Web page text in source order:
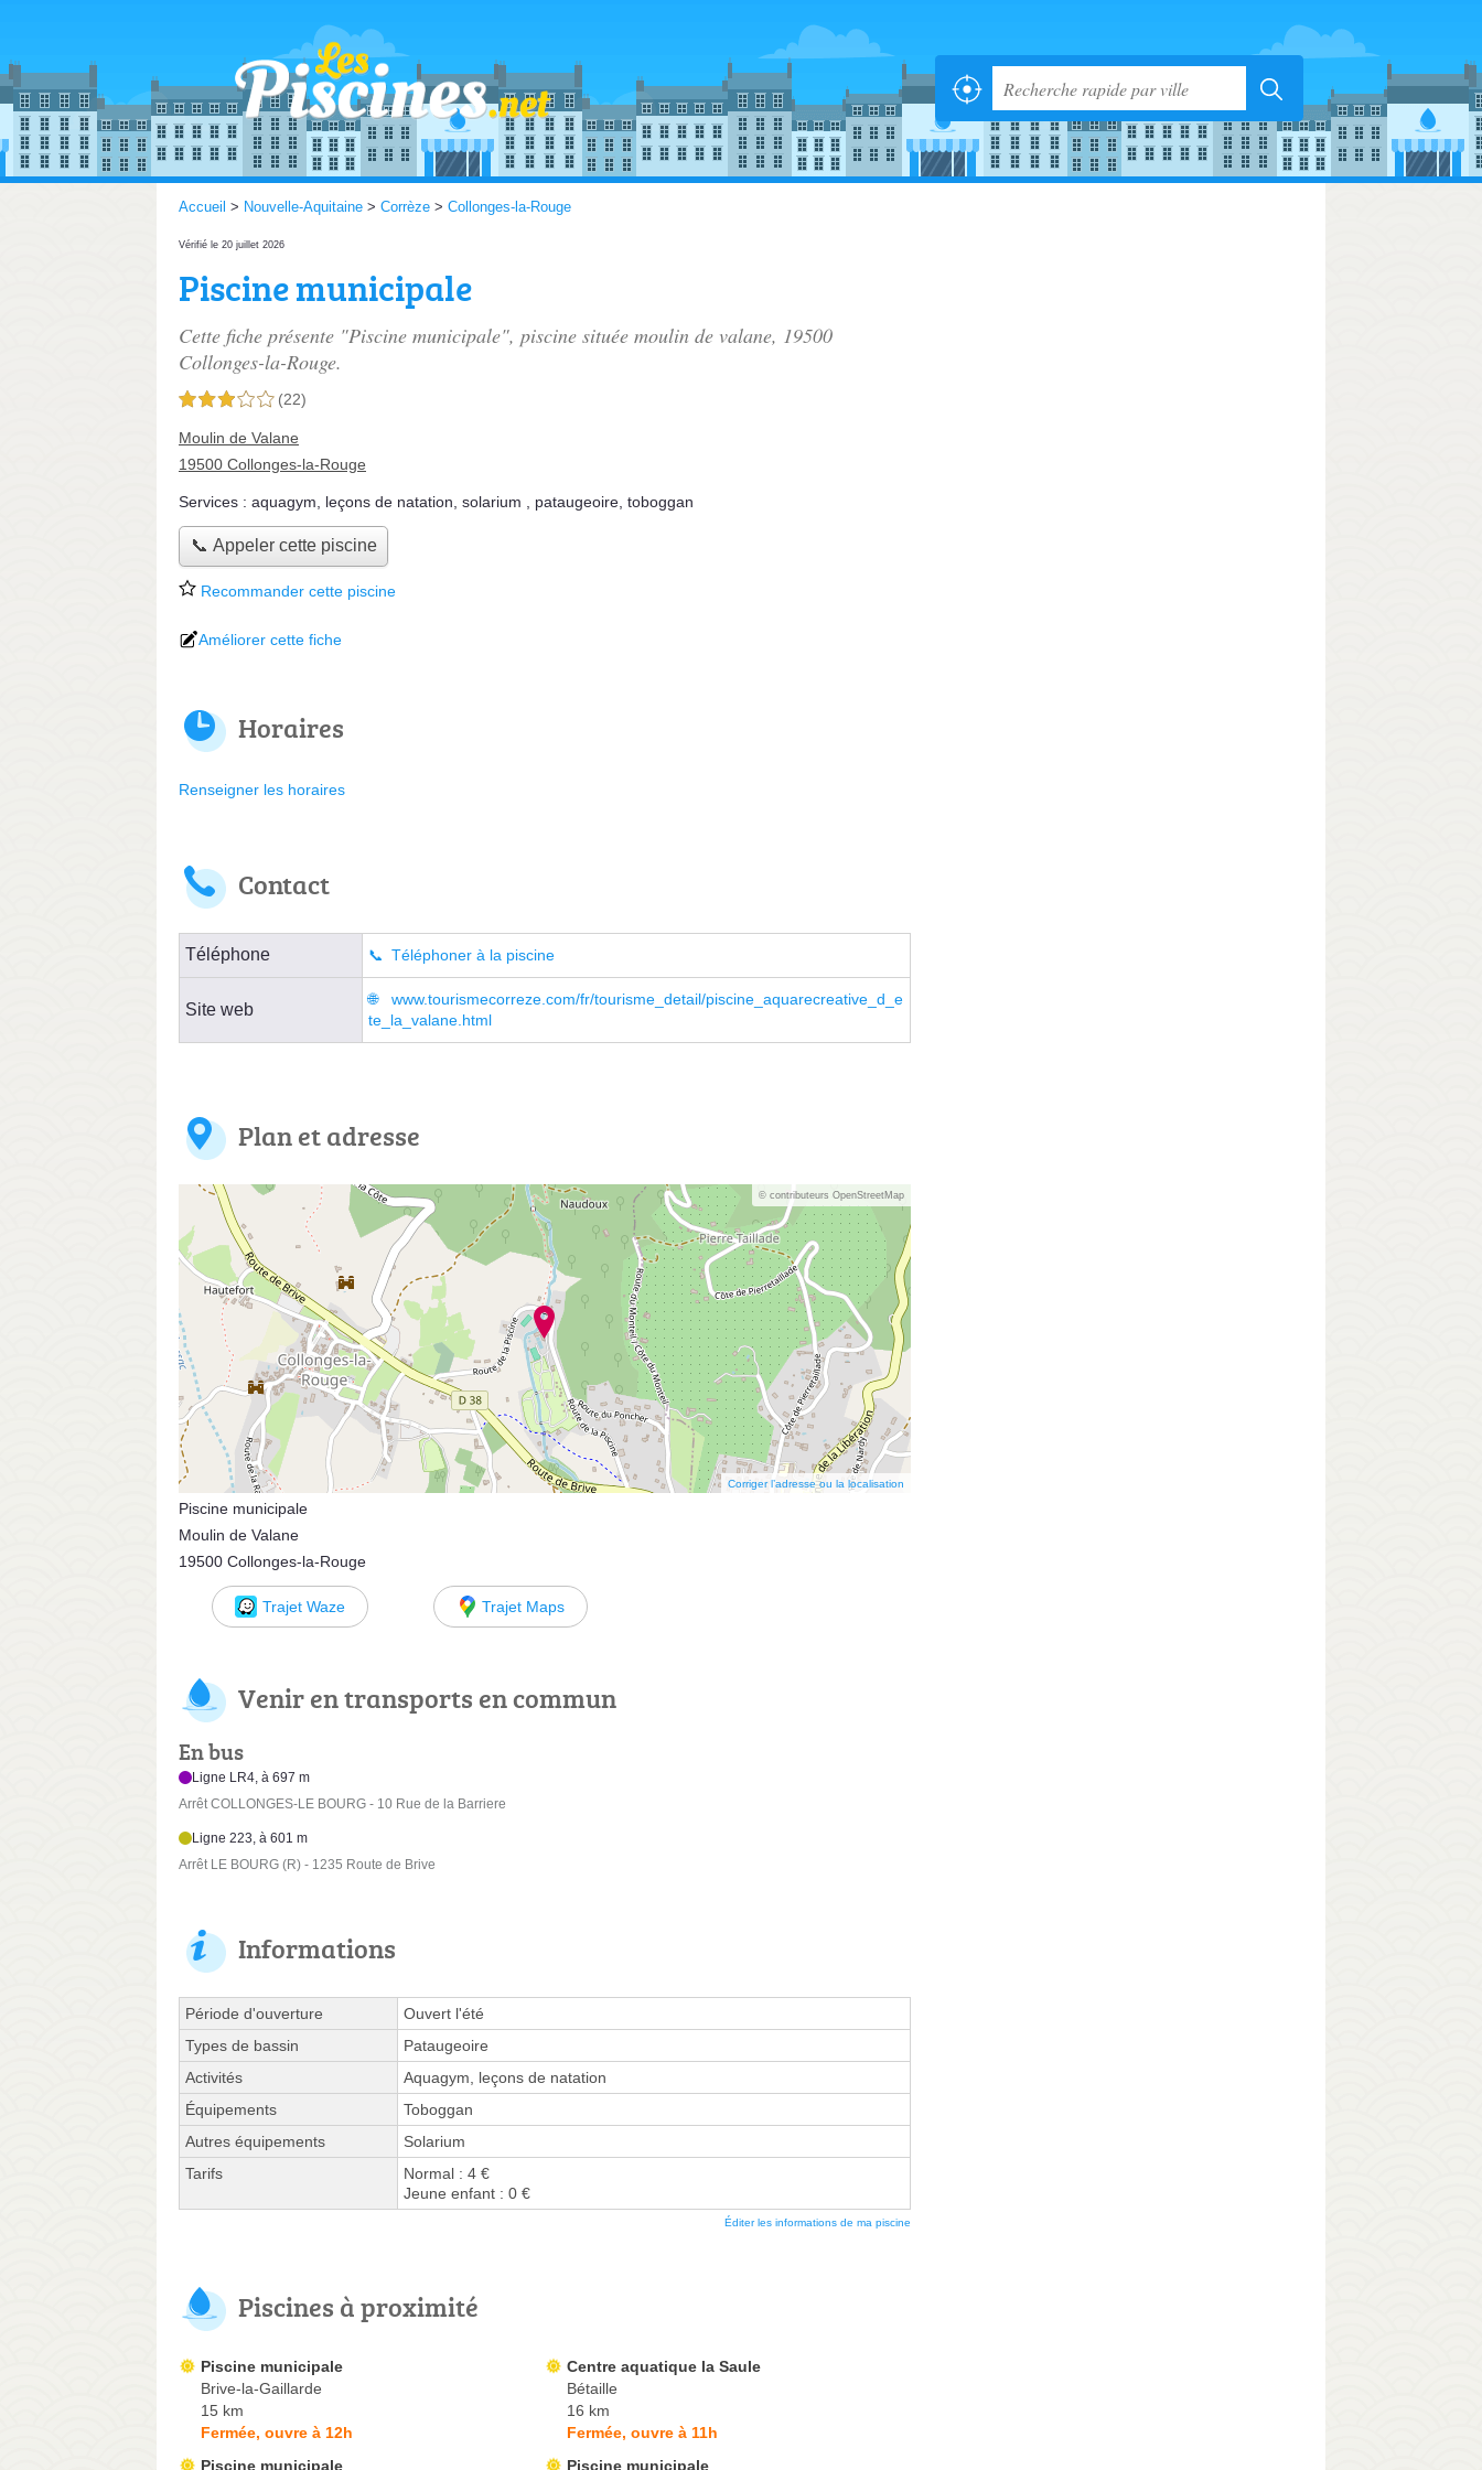
Accueil > Nouvelle-Aquitaine > Corrèze > Collonges-la-Rouge
Vérifié le 20 juillet 2026
Piscine municipale
Cette fiche présente "Piscine municipale", piscine située moulin de valane, 19500
Collonges-la-Rouge.
3,0 étoiles sur 5 (22)
Moulin de Valane
19500 Collonges-la-Rouge
Services : aquagym leçons de natation solarium pataugeoire toboggan
📞 Appeler cette piscine
Recommander cette piscine
Améliorer cette fiche
Horaires
Renseigner les horaires
Contact
Téléphone Téléphoner à la piscine
Site web
www.tourismecorreze.com/fr/tourisme_detail/piscine_aquarecreative_d_e
te_la_valane.html
Plan et adresse
© contributeurs OpenStreetMap
Corriger l’adresse ou la localisation
Piscine municipale
Moulin de Valane
19500 Collonges-la-Rouge
Trajet Waze Trajet Maps
Venir en transports en commun
En bus
Ligne LR4, à 697 m
Arrêt COLLONGES-LE BOURG - 10 Rue de la Barriere
Ligne 223, à 601 m
Arrêt LE BOURG (R) - 1235 Route de Brive
Informations
Période d'ouverture
Ouvert l'été
Types de bassin
Pataugeoire
Activités
Aquagym, leçons de natation
Équipements
Toboggan
Autres équipements
Solarium
Tarifs
Normal : 4 €
Jeune enfant : 0 €
Éditer les informations de ma piscine
Piscines à proximité
Piscine municipale
Brive-la-Gaillarde
15 km
Fermée, ouvre à 12h
Centre aquatique la Saule
Bétaille
16 km
Fermée, ouvre à 11h
Piscine municipale
Piscine municipale